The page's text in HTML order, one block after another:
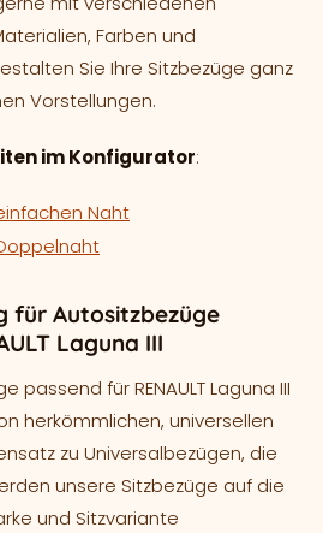
Farben und
Sie Ihre Sitzbezüge ganz
Vorstellungen.
im Konfigurator:
Naht
für Autositzbezüge
Laguna III
passend für RENAULT Laguna III
herkömmlichen, universellen
zu Universalbezügen, die
unsere Sitzbezüge auf die
und Sitzvariante